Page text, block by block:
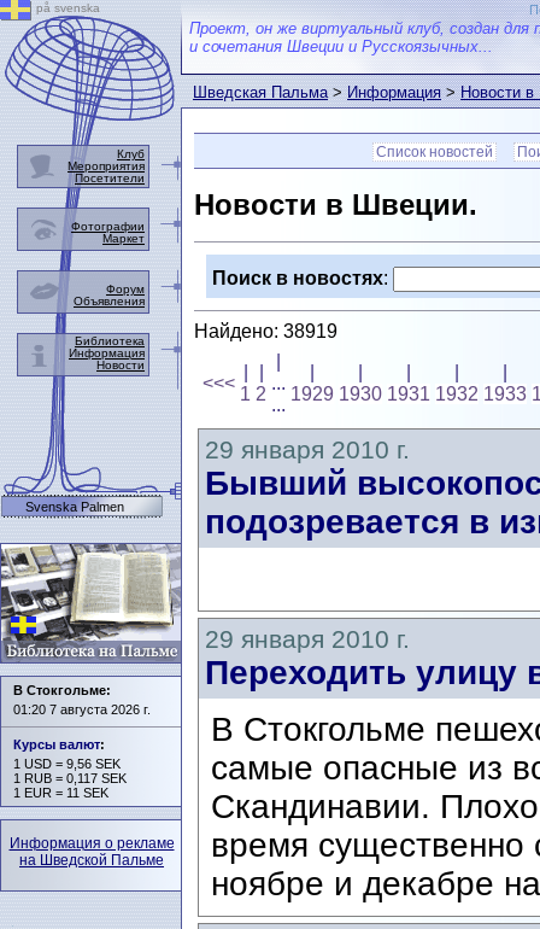
Проект, он же виртуальный клуб, создан для
и сочетания Швеции и Русскоязычных...
Шведская Пальма>Информация>Новости
Список новостей
Новости в Швеции.
Поиск в новостях:
Найдено: 38919
<<<
1 2
...
...
1929 1930 1931 1932 1933
29 января 2010 г.
Бывший
подозревается в
29 января 2010 г.
Переходить улицу
В Стокгольме
самые опасные из
Скандинавии.
время существенно
ноябре и декабре
på svenska
Клуб
Мероприятия
Посетители
Фотографии
Маркет
Форум
Объявления
Библиотека
Информация
Новости
Svenska Palmen
В Стокгольме:
01:20 7 августа 2026 г.
Курсы валют:
1 USD = 9,56 SEK
1 RUB = 0,117 SEK
1 EUR = 11 SEK
Информация о рекламе
на Шведской Пальме